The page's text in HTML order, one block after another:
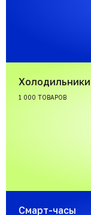
Холодильники
1 000 ТОВАРОВ
Смарт-часы